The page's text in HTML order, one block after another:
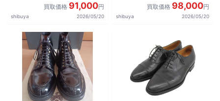
買取価格 91,000円
shibuya 2026/05/20
買取価格 98,000円
shibuya 2026/05/20